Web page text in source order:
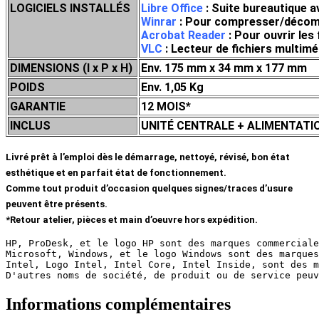
LOGICIELS INSTALLÉS
Libre Office : Suite bureautique
Winrar : Pour compresser/
Acrobat Reader : Pour ouvrir les
VLC : Lecteur de fichiers
DIMENSIONS (l x P x H)
Env. 175 mm x 34 mm x 177 mm
POIDS
Env. 1,05 Kg
GARANTIE
12 MOIS*
INCLUS
UNITÉ CENTRALE +
Livré prêt à l’emploi dès le démarrage, nettoyé, révisé, bon état
esthétique et en parfait état de fonctionnement.
Comme tout produit d’occasion quelques signes/traces d’usure
peuvent être présents.
*Retour atelier, pièces et main d’oeuvre hors expédition.
HP, ProDesk, et le logo HP sont des marques
Microsoft, Windows, et le logo Windows sont des
Intel, Logo Intel, Intel Core, Intel Inside, sont des
D'autres noms de société, de produit ou de service
Informations complémentaires